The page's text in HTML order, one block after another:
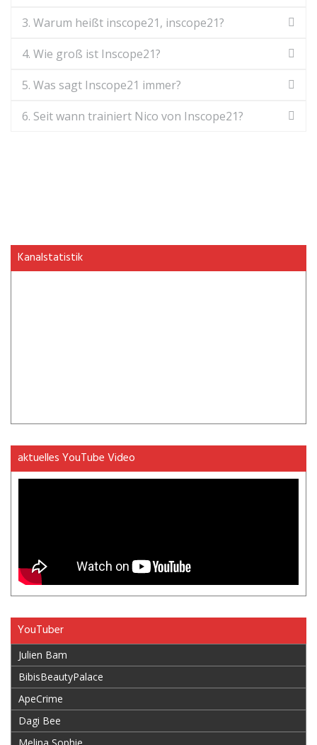
3. Warum heißt inscope21, inscope21?
4. Wie groß ist Inscope21?
5. Was sagt Inscope21 immer?
6. Seit wann trainiert Nico von Inscope21?
Kanalstatistik
aktuelles YouTube Video
YouTuber
Julien Bam
BibisBeautyPalace
ApeCrime
Dagi Bee